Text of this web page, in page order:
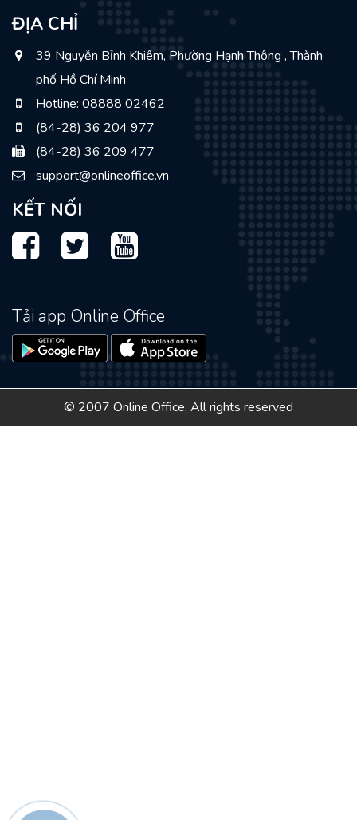
ĐỊA CHỈ
39 Nguyễn Bỉnh Khiêm, Phường Hạnh Thông , Thành
phố Hồ Chí Minh
Hotline: 08888 02462
(84-28) 36 204 977
(84-28) 36 209 477
support@onlineoffice.vn
KẾT NỐI
Facebook
TwitterYoutube
Tải app Online Office
© 2007 Online Office, All rights reserved